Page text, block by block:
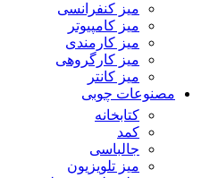
میز کنفرانسی
میز کامپیوتر
میز کارمندی
میز کارگروهی
میز کانتر
مصنوعات چوبی
کتابخانه
کمد
جالباسی
میز تلویزیون